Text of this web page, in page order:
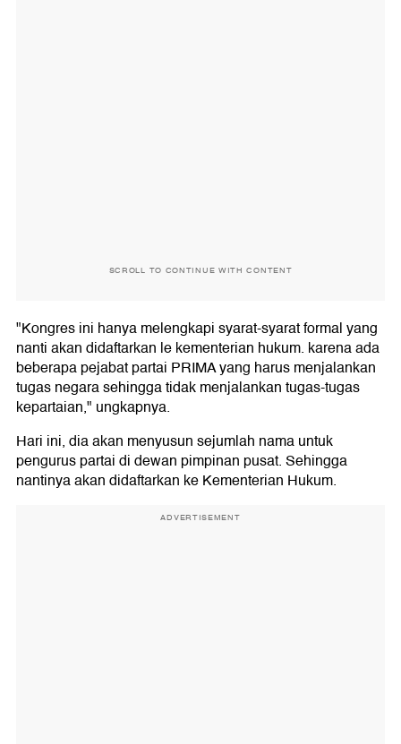
SCROLL TO CONTINUE WITH CONTENT
"Kongres ini hanya melengkapi syarat-syarat formal yang
nanti akan didaftarkan le kementerian hukum. karena ada
beberapa pejabat partai PRIMA yang harus menjalankan
tugas negara sehingga tidak menjalankan tugas-tugas
kepartaian," ungkapnya.
Hari ini, dia akan menyusun sejumlah nama untuk
pengurus partai di dewan pimpinan pusat. Sehingga
nantinya akan didaftarkan ke Kementerian Hukum.
ADVERTISEMENT